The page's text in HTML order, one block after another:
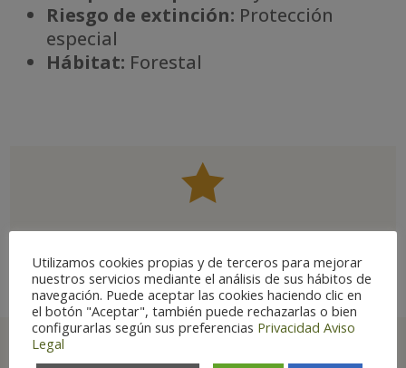
Riesgo de extinción: Protección
especial
Hábitat: Forestal

Utilizamos cookies propias y de terceros para mejorar
nuestros servicios mediante el análisis de sus hábitos de
navegación. Puede aceptar las cookies haciendo clic en
el botón "Aceptar", también puede rechazarlas o bien
configurarlas según sus preferencias Privacidad Aviso
Legal